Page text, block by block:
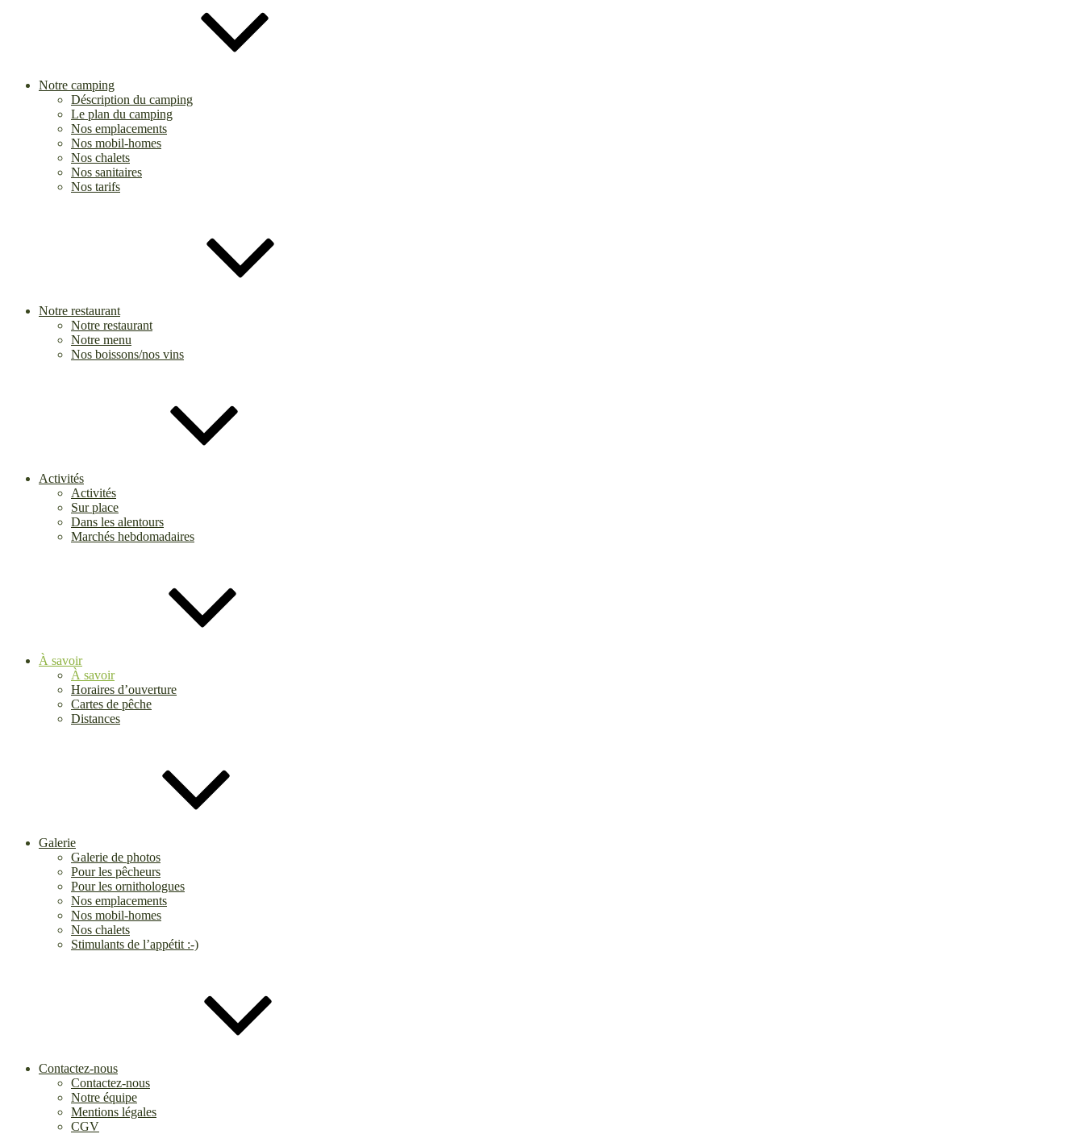
Notre camping
Déscription du camping
Le plan du camping
Nos emplacements
Nos mobil-homes
Nos chalets
Nos sanitaires
Nos tarifs
Notre restaurant
Notre restaurant
Notre menu
Nos boissons/nos vins
Activités
Activités
Sur place
Dans les alentours
Marchés hebdomadaires
À savoir
À savoir
Horaires d’ouverture
Cartes de pêche
Distances
Galerie
Galerie de photos
Pour les pêcheurs
Pour les ornithologues
Nos emplacements
Nos mobil-homes
Nos chalets
Stimulants de l’appétit :-)
Contactez-nous
Contactez-nous
Notre équipe
Mentions légales
CGV